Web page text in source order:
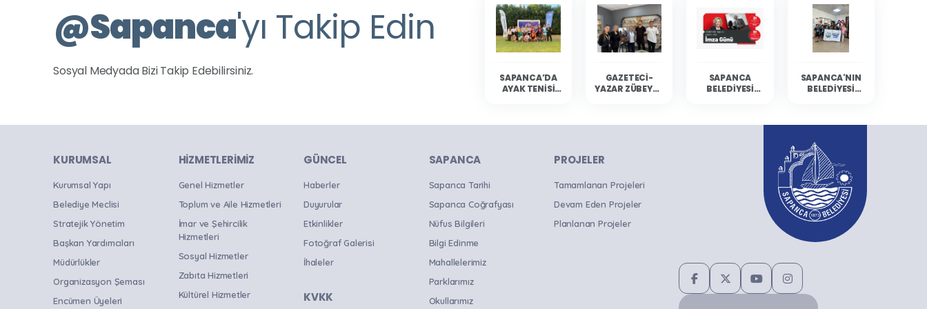
Panel
Program
Spor
Panayır
Şölen
Tanıtım Toplantısı
Tiyatro
Tören
@Sapanca'yı Takip Edin
Sosyal Medyada Bizi Takip Edebilirsiniz.
SAPANCA’DA
AYAK TENISI
GAZETECI-
YAZAR ZÜBEYDE
SAPANCA
BELEDIYESI
SAPANCA'NIN
BELEDIYESI
KURUMSAL
Kurumsal Yapı
Belediye Meclisi
Stratejik Yönetim
Başkan Yardımcıları
Müdürlükler
Organizasyon Şeması
Encümen Üyeleri
HIZMETLERIMIZ
Genel Hizmetler
Toplum ve Aile Hizmetleri
İmar ve Şehircilik
Hizmetleri
Sosyal Hizmetler
Zabıta Hizmetleri
Kültürel Hizmetler
GÜNCEL
Haberler
Duyurular
Etkinlikler
Fotoğraf Galerisi
İhaleler
KVKK
SAPANCA
Sapanca Tarihi
Sapanca Coğrafyası
Nüfus Bilgileri
Bilgi Edinme
Mahallelerimiz
Parklarımız
Okullarımız
PROJELER
Tamamlanan Projeleri
Devam Eden Projeler
Planlanan Projeler